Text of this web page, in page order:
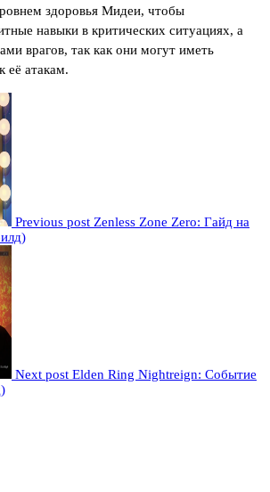
здоровья Мидеи, чтобы
навыки в критических ситуациях, а
врагов, так как они могут иметь
её атакам.
Previous post Zenless Zone Zero: Гайд на
Next post Elden Ring Nightreign: Событие